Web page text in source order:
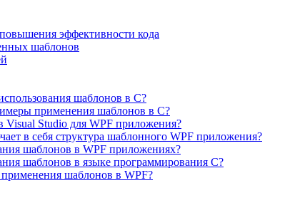
эффективности кода
шаблонов
шаблонов в C?
применения шаблонов в C?
Visual Studio для WPF приложения?
в себя структура шаблонного WPF приложения?
шаблонов в WPF приложениях?
шаблонов в языке программирования C?
шаблонов в WPF?